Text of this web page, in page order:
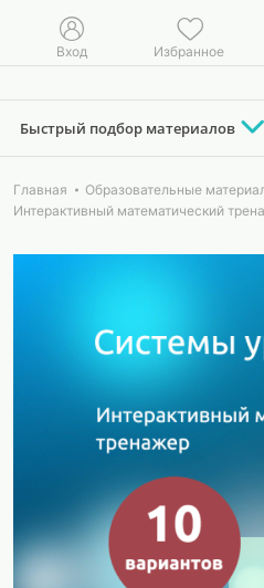
Вход Избранное
Быстрый подбор материалов
Главная
Образовательные
Интерактивный математический